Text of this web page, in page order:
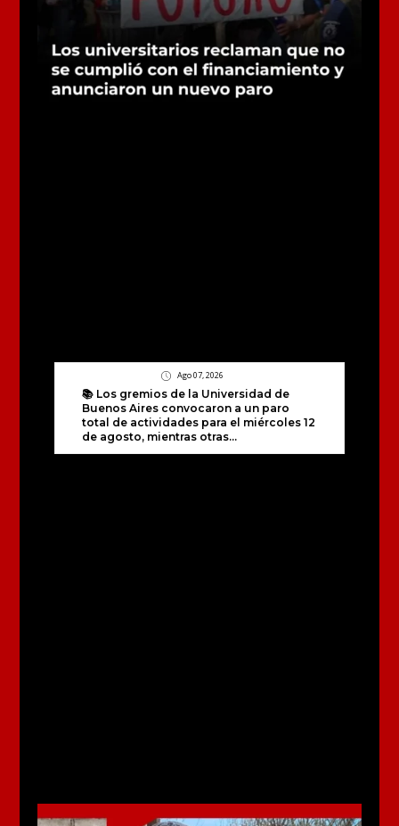
Ago 07, 2026
📚 Los gremios de la Universidad de
Buenos Aires convocaron a un paro
total de actividades para el miércoles 12
de agosto, mientras otras...